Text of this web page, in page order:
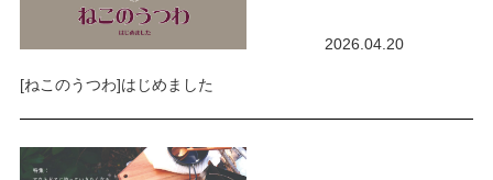
2026.04.20
[ねこのうつわ]はじめました